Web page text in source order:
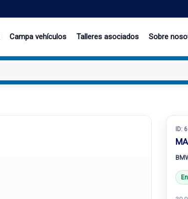
Campa vehículos Talleres asociados Sobre
ID: